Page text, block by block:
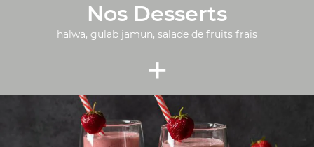
Nos Desserts
halwa, gulab jamun, salade de fruits frais
+